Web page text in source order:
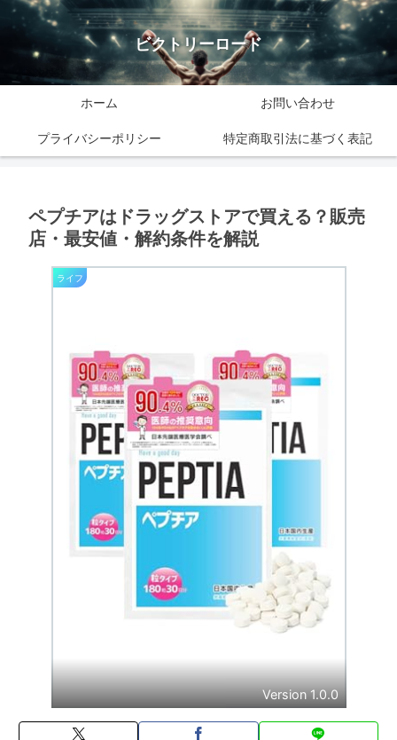
ビクトリーロード
ホーム お問い合わせ
プライバシーポリシー 特定商取引法に基づく表記
ペプチアはドラッグストアで買える？販売
店・最安値・解約条件を解説
ライフ
Version 1.0.0